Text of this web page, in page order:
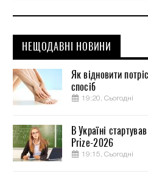
НЕЩОДАВНІ НОВИНИ
Як відновити
спосіб
19:20, Сьогодні
В Україні
Prize-2026
19:15, Сьогодні